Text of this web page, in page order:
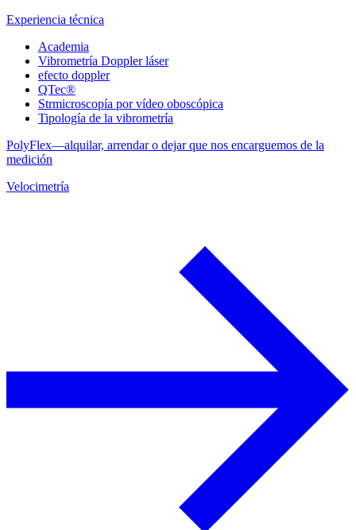
Experiencia técnica
Academia
Vibrometría Doppler láser
efecto doppler
QTec®
Strmicroscopía por vídeo oboscópica
Tipología de la vibrometría
PolyFlex—alquilar, arrendar o dejar que nos encarguemos de la
medición
Velocimetría